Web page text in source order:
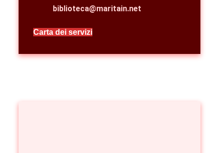
biblioteca@maritain.net
Carta dei servizi